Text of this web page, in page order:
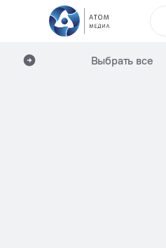
Выбрать все